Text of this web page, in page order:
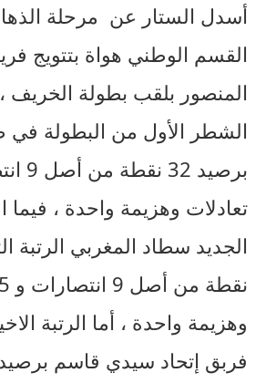
أسدل الستار عن مرحلة
القسم الوطني هواة بتتويج
المنصور بلقب بطولة الخريف
الشطر الأول من البطولة في
تعادلات وهزيمة واحدة ، فيما
وهزيمة واحدة ، أما الرتبة